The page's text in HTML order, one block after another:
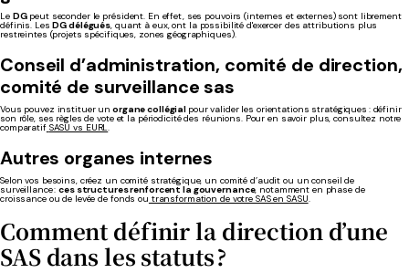
Le DGpeut seconder le président. En effet, ses pouvoirs (internes et externes) sont librement
définis. LesDG délégués, quant à eux, ont la possibilité d'exercer des attributions plus
restreintes (projets spécifiques, zones géographiques).
Conseil d’administration, comité de direction,
comité de surveillancesas
Vous pouvez instituer un organe collégial pour valider les orientations stratégiques : définir
son rôle, ses règles de vote et la périodicité des réunions. Pour en savoir plus, consultez notre
comparatif SASU vs EURL.
Autres organes internes
Selon vos besoins, créez un comité stratégique, un comité d’audit ou un conseil de
surveillance :ces structures renforcent la gouvernance, notamment en phase de
croissance ou de levée de fonds ou transformation de votre SAS en SASU.
Comment définir la direction d’une
SAS dans les statuts ?